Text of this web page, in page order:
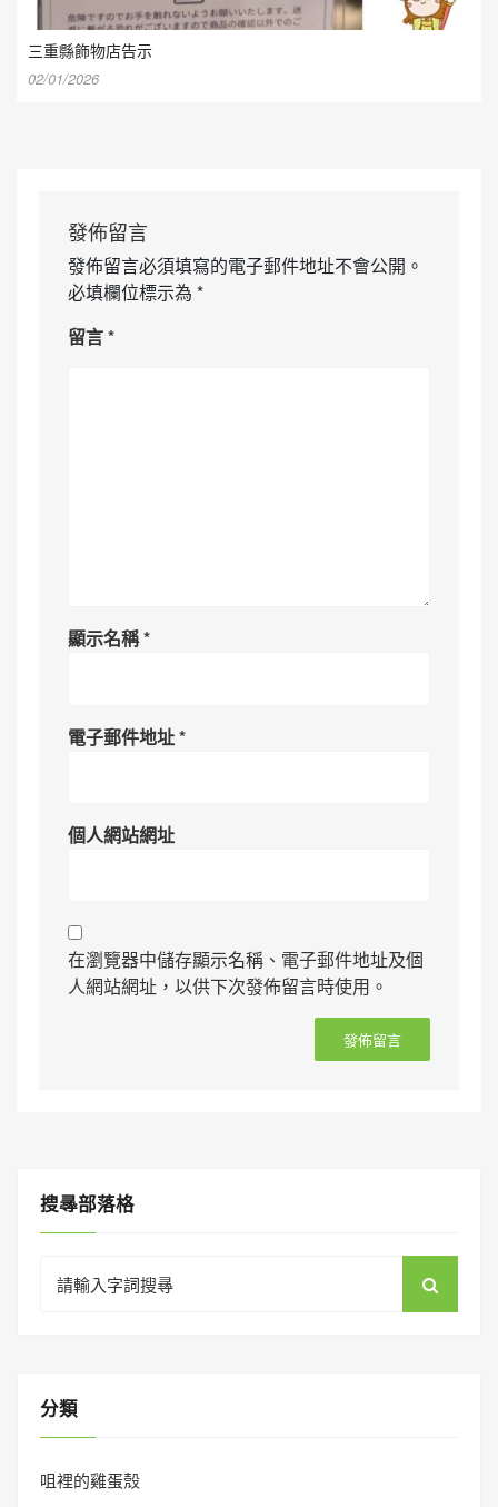
三重縣飾物店告示
02/01/2026
發佈留言
發佈留言必須填寫的電子郵件地址不會公開。
必填欄位標示為 *
留言*
顯示名稱*
電子郵件地址*
個人網站網址
在瀏覽器中儲存顯示名稱、電子郵件地址及個
人網站網址，以供下次發佈留言時使用。
搜㝷部落格
for:
分類
咀裡的雞蛋殼